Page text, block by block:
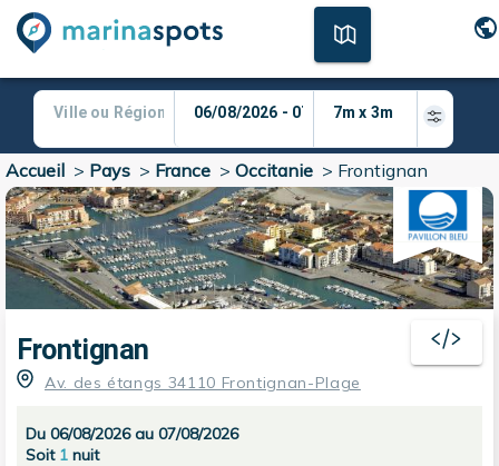
Accueil > Pays > France > Occitanie > Frontignan
Frontignan
Av. des étangs 34110 Frontignan-Plage
Du 06/08/2026 au 07/08/2026
Soit 1 nuit